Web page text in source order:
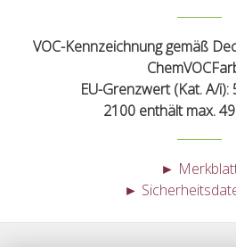
VOC-Kennzeichnung gemäß
EU-Grenzwert (Kat. A/i):
2100 enthält max.
►
►